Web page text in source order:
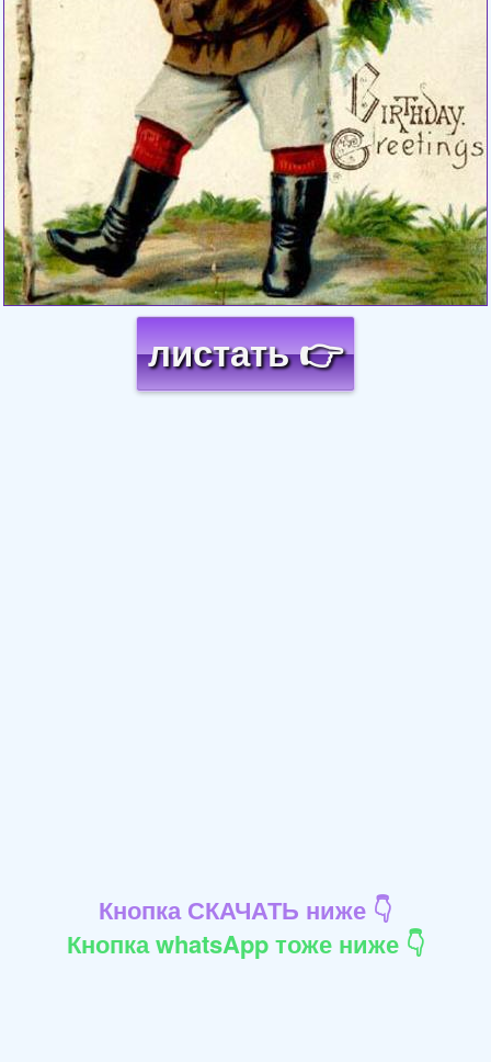
листать 👉
Кнопка СКАЧАТЬ ниже 👇
Кнопка whatsApp тоже ниже 👇